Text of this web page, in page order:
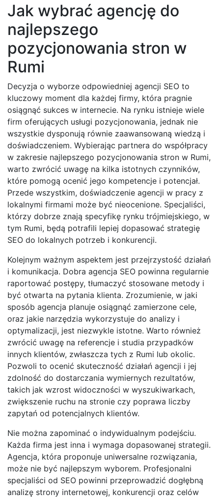
Jak wybrać agencję do
najlepszego
pozycjonowania stron w
Rumi
Decyzja o wyborze odpowiedniej agencji SEO to
kluczowy moment dla każdej firmy, która pragnie
osiągnąć sukces w internecie. Na rynku istnieje wiele
firm oferujących usługi pozycjonowania, jednak nie
wszystkie dysponują równie zaawansowaną wiedzą i
doświadczeniem. Wybierając partnera do współpracy
w zakresie najlepszego pozycjonowania stron w Rumi,
warto zwrócić uwagę na kilka istotnych czynników,
które pomogą ocenić jego kompetencje i potencjał.
Przede wszystkim, doświadczenie agencji w pracy z
lokalnymi firmami może być nieocenione. Specjaliści,
którzy dobrze znają specyfikę rynku trójmiejskiego, w
tym Rumi, będą potrafili lepiej dopasować strategię
SEO do lokalnych potrzeb i konkurencji.
Kolejnym ważnym aspektem jest przejrzystość działań
i komunikacja. Dobra agencja SEO powinna regularnie
raportować postępy, tłumaczyć stosowane metody i
być otwarta na pytania klienta. Zrozumienie, w jaki
sposób agencja planuje osiągnąć zamierzone cele,
oraz jakie narzędzia wykorzystuje do analizy i
optymalizacji, jest niezwykle istotne. Warto również
zwrócić uwagę na referencje i studia przypadków
innych klientów, zwłaszcza tych z Rumi lub okolic.
Pozwoli to ocenić skuteczność działań agencji i jej
zdolność do dostarczania wymiernych rezultatów,
takich jak wzrost widoczności w wyszukiwarkach,
zwiększenie ruchu na stronie czy poprawa liczby
zapytań od potencjalnych klientów.
Nie można zapominać o indywidualnym podejściu.
Każda firma jest inna i wymaga dopasowanej strategii.
Agencja, która proponuje uniwersalne rozwiązania,
może nie być najlepszym wyborem. Profesjonalni
specjaliści od SEO powinni przeprowadzić dogłębną
analizę strony internetowej, konkurencji oraz celów